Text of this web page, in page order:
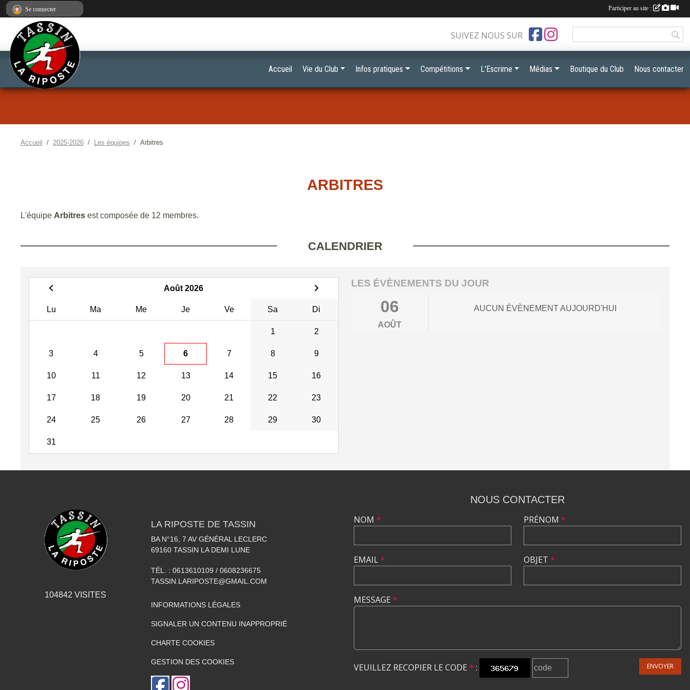
Accueil 2025-2026 Les équipes Arbitres
ARBITRES
L'équipe Arbitres est composée de 12 membres.
CALENDRIER
Août 2026
Lu Ma Me Je Ve Sa Di
1 2
3 4 5 6 7 8 9
10 11 12 13 14 15 16
17 18 19 20 21 22 23
24 25 26 27 28 29 30
31
LES ÉVÈNEMENTS DU JOUR
06
AOÛT
AUCUN ÉVÈNEMENT AUJOURD'HUI
SUIVEZ NOUS SUR
Accueil Vie du Club Infos pratiques Compétitions L'Escrime Médias Boutique du Club Nous contacter
104842 VISITES
LA RIPOSTE DE TASSIN
BA N°16, 7 AV GÉNÉRAL LECLERC
69160 TASSIN LA DEMI LUNE
TÉL. : 0613610109 / 0608236675
TASSIN.LARIPOSTE@GMAIL.COM
INFORMATIONS LÉGALES
SIGNALER UN CONTENU INAPPROPRIÉ
CHARTE COOKIES
GESTION DES COOKIES
NOUS CONTACTER
NOM *
EMAIL*
PRÉNOM *
OBJET *
MESSAGE *
VEUILLEZ RECOPIER LE CODE * : ENVOYER
Se connecter Participer au site :
Panneau de gestion des cookies